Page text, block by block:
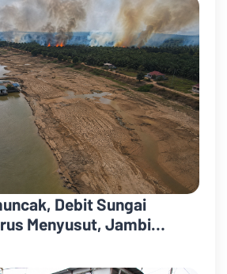
Debit Sungai
Menyusut, Jambi
Krisis Air Bersih dan